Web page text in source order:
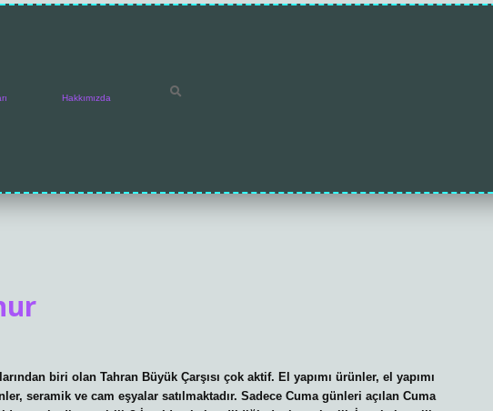
Hakkımızda
biri olan Tahran Büyük Çarşısı çok aktif. El yapımı ürünler, el yapımı
seramik ve cam eşyalar satılmaktadır. Sadece Cuma günleri açılan Cuma